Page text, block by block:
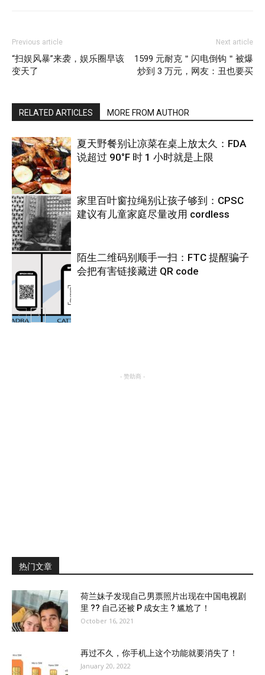
Previous article
“扫娱风暴”来袭，娱乐圈早该
变天了
Next article
1599 元耐克＂闪电倒钩＂被爆
炒到 3 万元，网友：丑也要买
RELATED ARTICLES MORE FROM AUTHOR
热点
夏天野餐别让凉菜在桌上放太久：FDA
说超过 90°F 时 1 小时就是上限
热点
家里百叶窗拉绳别让孩子够到：CPSC
建议有儿童家庭尽量改用 cordless
陌生二维码别顺手一扫：FTC 提醒骗子
会把有害链接藏进 QR code
- 赞助商 -
热门文章
荷兰妹子发现自己男票照片出现在中国电视剧
里 ?? 自己还被 P 成女主 ? 尴尬了！
October 16, 2021
再过不久，你手机上这个功能就要消失了！
January 20, 2022